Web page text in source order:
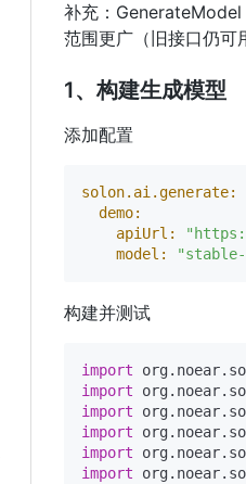
补充：
范围更广（旧接口仍可
1、构建生成模型
添加配置
solon.ai.generate:
demo:
apiUrl:
model:
构建并测试
import
import
import
import
import
import